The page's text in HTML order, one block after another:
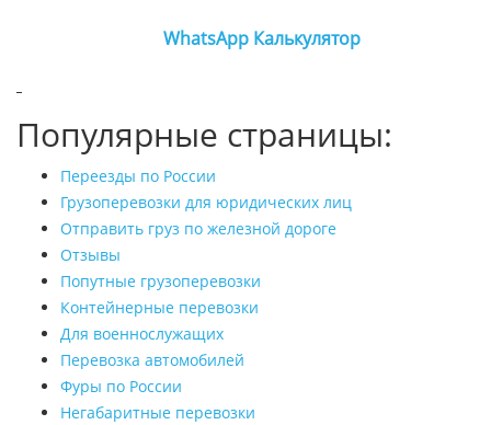
WhatsApp Калькулятор
Популярные страницы:
Переезды по России
Грузоперевозки для юридических лиц
Отправить груз по железной дороге
Отзывы
Попутные грузоперевозки
Контейнерные перевозки
Для военнослужащих
Перевозка автомобилей
Фуры по России
Негабаритные перевозки